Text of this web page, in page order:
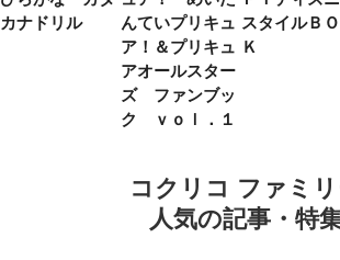
カナドリル
んていプリキュ
ア！＆プリキュ
アオールスター
ズ ファンブッ
ク ｖｏｌ．１
スタイルＢ
Ｋ
コクリコ ファミ
人気の記事・特